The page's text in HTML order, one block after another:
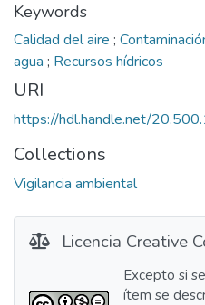
Keywords
Calidad del aire ;
agua ; Recursos hídricos
URI
https://hdl.handle.net/
Collections
Vigilancia ambiental
Licencia Creative
Excepto si
ítem se